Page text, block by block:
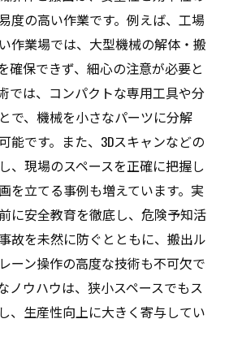
度の高い作業です。例えば、工場
作業場では、大型機械の解体・搬
確保できず、細心の注意が必要と
では、コンパクトな専用工具や分
で、機械を小さなパーツに分解
能です。また、3Dスキャンなどの
、現場のスペースを正確に把握し
を立てる事例も増えています。実
に安全教育を徹底し、危険予知活
故を未然に防ぐとともに、搬出ル
ーン操作の高度な技術も不可欠で
ノウハウは、狭小スペースでもス
、生産性向上に大きく寄与してい